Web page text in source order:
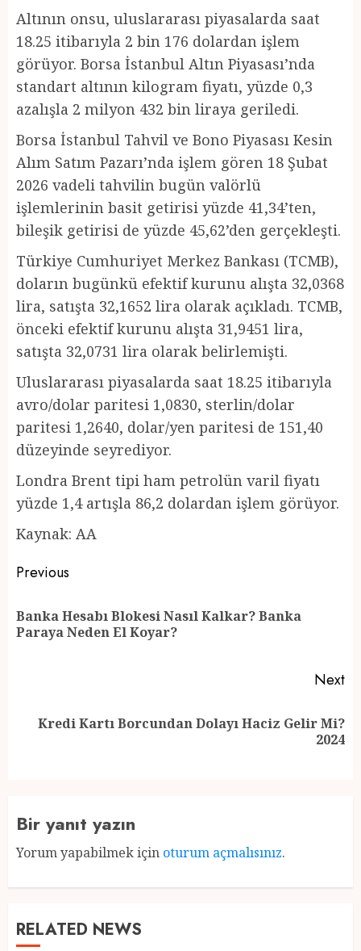
Altının onsu, uluslararası piyasalarda saat
18.25 itibarıyla 2 bin 176 dolardan işlem
görüyor. Borsa İstanbul Altın Piyasası’nda
standart altının kilogram fiyatı, yüzde 0,3
azalışla 2 milyon 432 bin liraya geriledi.
Borsa İstanbul Tahvil ve Bono Piyasası Kesin
Alım Satım Pazarı’nda işlem gören 18 Şubat
2026 vadeli tahvilin bugün valörlü
işlemlerinin basit getirisi yüzde 41,34’ten,
bileşik getirisi de yüzde 45,62’den gerçekleşti.
Türkiye Cumhuriyet Merkez Bankası (TCMB),
doların bugünkü efektif kurunu alışta 32,0368
lira, satışta 32,1652 lira olarak açıkladı. TCMB,
önceki efektif kurunu alışta 31,9451 lira,
satışta 32,0731 lira olarak belirlemişti.
Uluslararası piyasalarda saat 18.25 itibarıyla
avro/dolar paritesi 1,0830, sterlin/dolar
paritesi 1,2640, dolar/yen paritesi de 151,40
düzeyinde seyrediyor.
Londra Brent tipi ham petrolün varil fiyatı
yüzde 1,4 artışla 86,2 dolardan işlem görüyor.
Kaynak: AA
Post
navigation
Previous
Banka Hesabı Blokesi Nasıl Kalkar? Banka
Paraya Neden El Koyar?
Next
NextKredi Kartı Borcundan Dolayı Haciz Gelir Mi?
2024
Bir yanıt yazın
Yorum yapabilmek için oturum açmalısınız.
RELATED NEWS